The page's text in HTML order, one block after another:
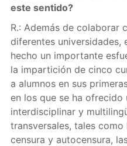
este sentido?
R.: Además de colaborar
diferentes universidades,
hecho un importante
la impartición de cinco
a alumnos en sus
en los que se ha ofrecido
interdisciplinar y
transversales, tales
censura y autocensura,